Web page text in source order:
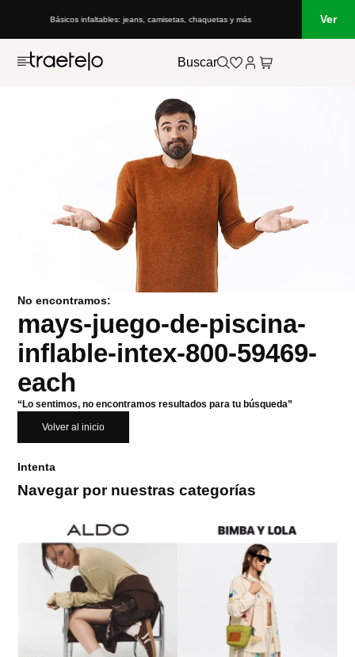
Básicos infaltables: jeans, camisetas, chaquetas y más Ver
Buscar
No encontramos:
mays-juego-de-piscina-
inflable-intex-800-59469-
each
“Lo sentimos, no encontramos resultados para tu búsqueda”
Volver al inicio
Intenta
Navegar por nuestras categorías